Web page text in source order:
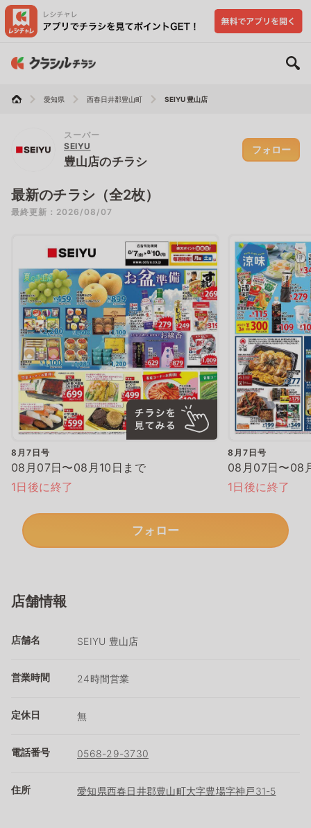
愛知県 西春日井郡豊山町 SEIYU 豊山店
スーパー
SEIYU
豊山店のチラシ
フォロー
最新のチラシ（全2枚）
最終更新：2026/08/07
8月7日号
08月07日〜08月10日まで
1日後に終了
8月7日号
08月07日〜08
1日後に終了
フォロー
店舗情報
店舗名 SEIYU 豊山店
営業時間 24時間営業
定休日 無
電話番号 0568-29-3730
住所 愛知県西春日井郡豊山町大字豊場字神戸31-5